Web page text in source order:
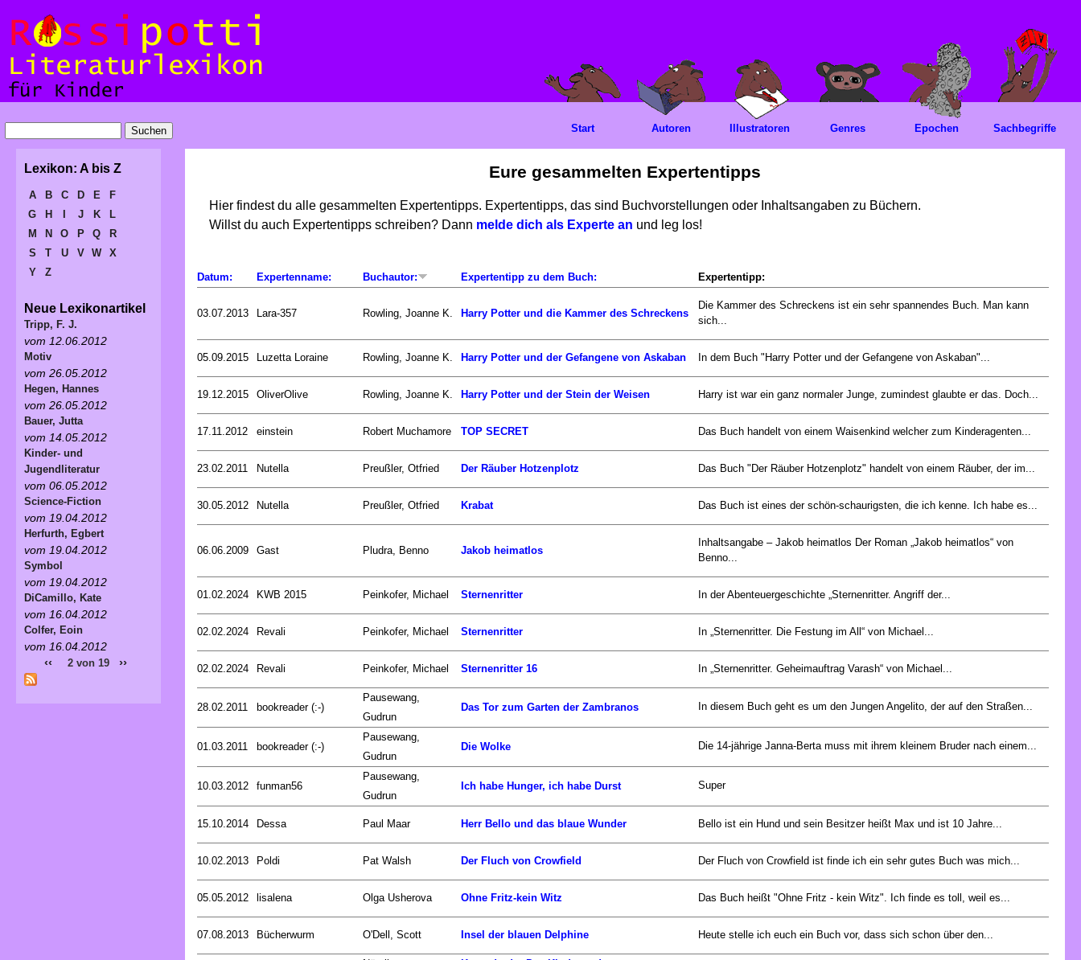
Eure gesammelten Expertentipps
Hier findest du alle gesammelten Expertentipps. Expertentipps, das sind Buchvorstellungen oder Inhaltsangaben zu Büchern.
Willst du auch Expertentipps schreiben? Dann melde dich als Experte an und leg los!
Datum: Expertenname: Buchautor: Expertentipp zu dem Buch: Expertentipp:
03.07.2013 Lara-357 Rowling, Joanne K. Harry Potter und die Kammer des Schreckens
Die Kammer des Schreckens ist ein sehr spannendes Buch. Man kann
sich...
05.09.2015 Luzetta Loraine Rowling, Joanne K. Harry Potter und der Gefangene von Askaban In dem Buch "Harry Potter und der Gefangene von Askaban"...
19.12.2015 OliverOlive Rowling, Joanne K. Harry Potter und der Stein der Weisen Harry ist war ein ganz normaler Junge, zumindest glaubte er das. Doch...
17.11.2012 einstein Robert Muchamore TOP SECRET Das Buch handelt von einem Waisenkind welcher zum Kinderagenten...
23.02.2011 Nutella Preußler, Otfried Der Räuber Hotzenplotz Das Buch "Der Räuber Hotzenplotz" handelt von einem Räuber, der im...
30.05.2012 Nutella Preußler, Otfried Krabat Das Buch ist eines der schön-schaurigsten, die ich kenne. Ich habe es...
06.06.2009 Gast Pludra, Benno Jakob heimatlos
Inhaltsangabe – Jakob heimatlos Der Roman „Jakob heimatlos“ von
Benno...
01.02.2024 KWB 2015 Peinkofer, Michael Sternenritter In der Abenteuergeschichte „Sternenritter. Angriff der...
02.02.2024 Revali Peinkofer, Michael Sternenritter In „Sternenritter. Die Festung im All“ von Michael...
02.02.2024 Revali Peinkofer, Michael Sternenritter 16 In „Sternenritter. Geheimauftrag Varash“ von Michael...
28.02.2011 bookreader (:-)
Pausewang,
Gudrun
Das Tor zum Garten der Zambranos In diesem Buch geht es um den Jungen Angelito, der auf den Straßen...
01.03.2011 bookreader (:-)
Pausewang,
Gudrun
Die Wolke Die 14-jährige Janna-Berta muss mit ihrem kleinem Bruder nach einem...
10.03.2012 funman56
Pausewang,
Gudrun
Ich habe Hunger, ich habe Durst Super
15.10.2014 Dessa Paul Maar Herr Bello und das blaue Wunder Bello ist ein Hund und sein Besitzer heißt Max und ist 10 Jahre...
10.02.2013 Poldi Pat Walsh Der Fluch von Crowfield Der Fluch von Crowfield ist finde ich ein sehr gutes Buch was mich...
05.05.2012 lisalena Olga Usherova Ohne Fritz-kein Witz Das Buch heißt "Ohne Fritz - kein Witz". Ich finde es toll, weil es...
07.08.2013 Bücherwurm O'Dell, Scott Insel der blauen Delphine Heute stelle ich euch ein Buch vor, dass sich schon über den...
Start Autoren Illustratoren Genres Epochen Sachbegriffe
Lexikon: A bis Z
A B C D E
F
G
H J K
L
M
N O P Q
R
S
T U V W
X
Y
Z
Neue Lexikonartikel
Tripp, F. J.
vom 12.06.2012
Motiv
vom 26.05.2012
Hegen, Hannes
vom 26.05.2012
Bauer, Jutta
vom 14.05.2012
Kinder- und
Jugendliteratur
vom 06.05.2012
Science-Fiction
vom 19.04.2012
Herfurth, Egbert
vom 19.04.2012
Symbol
vom 19.04.2012
DiCamillo, Kate
vom 16.04.2012
Colfer, Eoin
vom 16.04.2012
‹‹ 2 von 19 ››